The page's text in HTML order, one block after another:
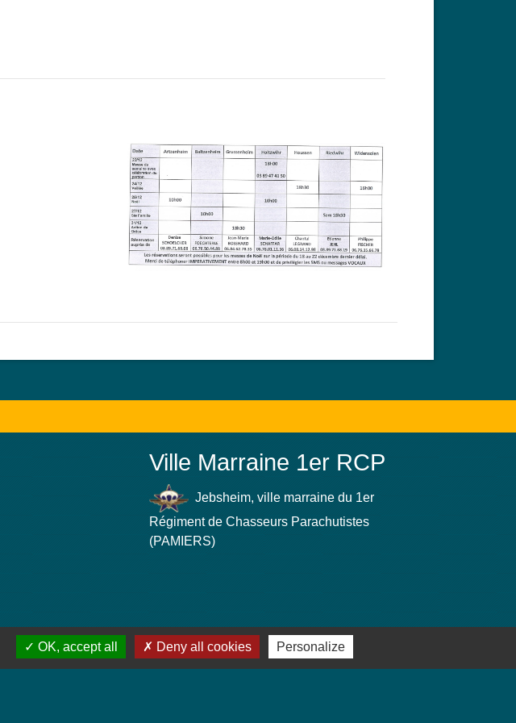
Ville Marraine 1er RCP
Jebsheim, ville marraine du 1er
Régiment de Chasseurs Parachutistes
(PAMIERS)
OK, accept all Deny all cookies Personalize